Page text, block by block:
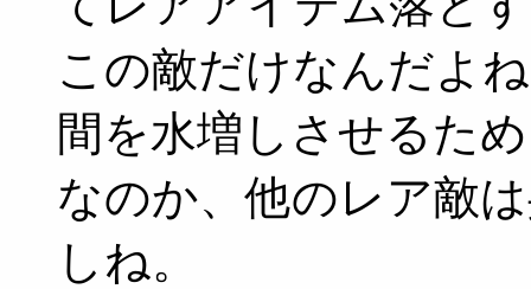
この敵だけなんだよ
間を水増しさせるため
なのか、他のレア敵
しね。